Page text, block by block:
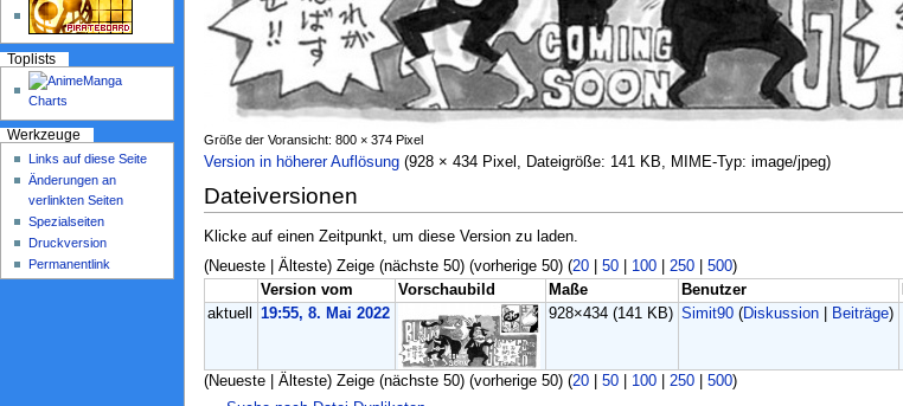
Größe der Voransicht: 800 × 374 Pixel
Version in höherer Auflösung‎ (928 × 434 Pixel, Dateigröße: 141 KB, MIME-Typ: image/jpeg)
Dateiversionen
Klicke auf einen Zeitpunkt, um diese Version zu laden.
(Neueste | Älteste) Zeige (nächste 50) (vorherige 50) (20| 50| 100| 250| 500)
Version vom
Vorschaubild Maße Benutzer
aktuell
19:55, 8. Mai 2022 928×434(141 KB) Simit90 (Diskussion Beiträge)
(Neueste | Älteste) Zeige (nächste 50) (vorherige 50) (20| 50| 100| 250| 500)
Toplists
Werkzeuge
Links auf diese Seite
Änderungen an
verlinkten Seiten
Spezialseiten
Druckversion
Permanentlink